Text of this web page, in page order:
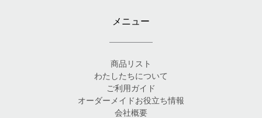
メニュー
商品リスト
わたしたちについて
ご利用ガイド
オーダーメイドお役立ち情報
会社概要